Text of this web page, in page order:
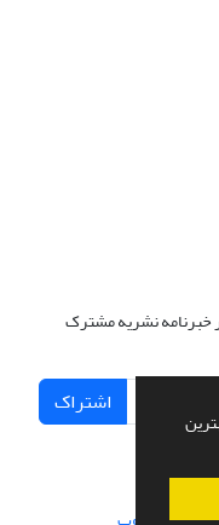
خبرنامه نشریه مشترک
اشتراک